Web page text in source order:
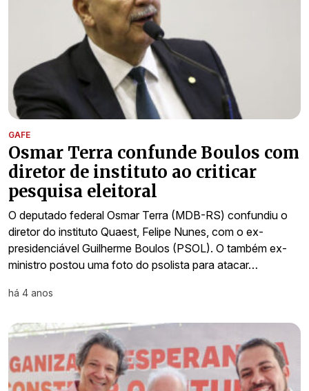
GAFE
Osmar Terra confunde Boulos com
diretor de instituto ao criticar
pesquisa eleitoral
O deputado federal Osmar Terra (MDB-RS) confundiu o
diretor do instituto Quaest, Felipe Nunes, com o ex-
presidenciável Guilherme Boulos (PSOL). O também ex-
ministro postou uma foto do psolista para atacar…
há 4 anos